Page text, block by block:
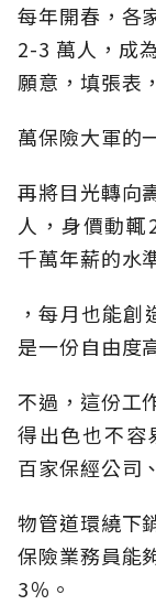
每年開春，各
2-3 萬人，成
願意，填張表
萬保險大軍的
再將目光轉向
人，身價動
千萬年薪的水
，每月也能創
是一份自由度
不過，這份工
得出色也不容
百家保經公司
物管道環繞下
保險業務員能
3％。